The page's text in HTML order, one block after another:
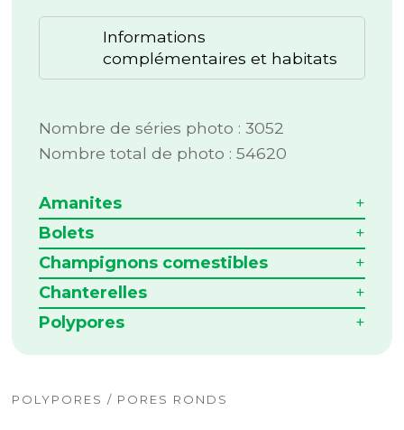
RÉPERTOIRE
Informations
complémentaires et habitats
Nombre de séries photo : 3052
Nombre total de photo : 54620
Amanites
Bolets
Champignons comestibles
Chanterelles
Polypores
POLYPORES / PORES RONDS